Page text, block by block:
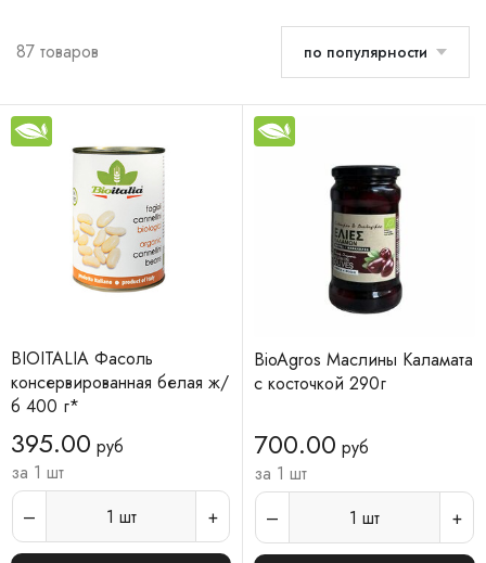
87 товаров по популярности
BIOITALIA Фасоль
консервированная белая ж/
б 400 г*
395.00 руб
за 1 шт
1 шт
BioAgros Маслины Каламата
с косточкой 290г
700.00 руб
за 1 шт
1 шт